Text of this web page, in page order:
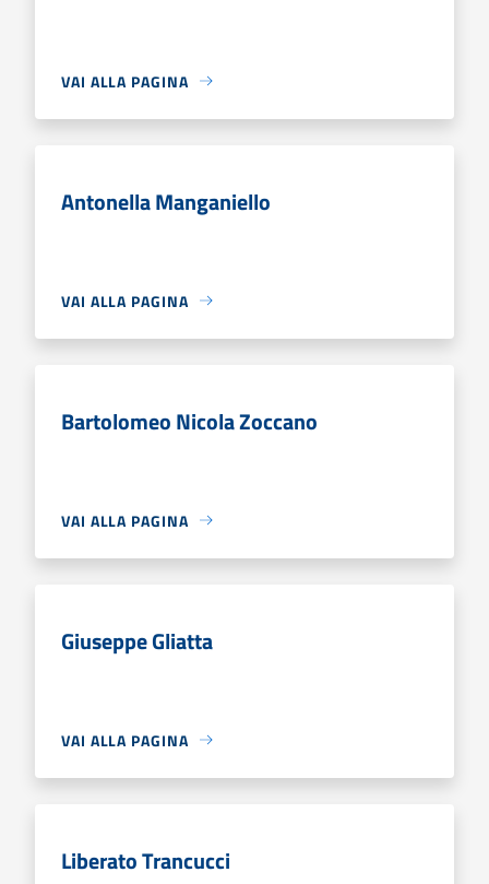
VAI ALLA PAGINA
Antonella Manganiello
VAI ALLA PAGINA
Bartolomeo Nicola Zoccano
VAI ALLA PAGINA
Giuseppe Gliatta
VAI ALLA PAGINA
Liberato Trancucci